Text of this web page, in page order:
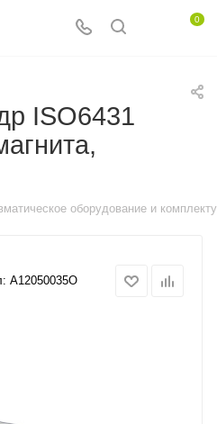
0
ISO6431
оборудование и
A12050035O